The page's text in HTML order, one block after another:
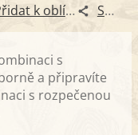
Přidat k oblíbeným Sdílet
s
a připravíte
s rozpečenou